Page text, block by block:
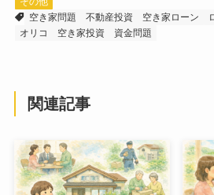
空き家問題
不動産投資 空き家ローン
オリコ
空き家投資 資金問題
関連記事